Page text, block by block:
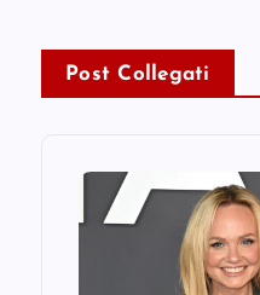
Post Collegati